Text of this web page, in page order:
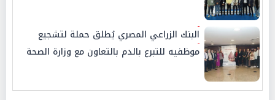
البنك الزراعي المصري يُطلق حملة لتشجيع
موظفيه للتبرع بالدم بالتعاون مع وزارة الصحة